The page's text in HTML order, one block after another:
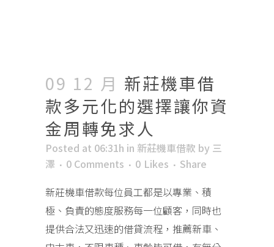
09 12 月 新莊機車借
款多元化的選擇讓你資
金周轉免求人
Posted at 06:31h in 新莊機車借款 by 三
澤
0 Comments 0 Likes
Share
新莊機車借款每位員工都是以專業、積
極、負責的態度服務每一位顧客，同時也
提供合法又迅速的借貸流程，推薦新車、